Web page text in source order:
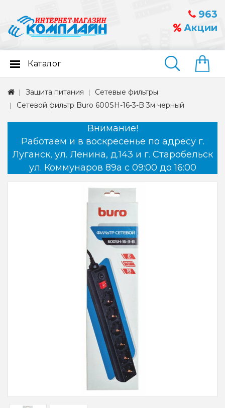
963
Акции
Найти
Каталог
Защита питания
Сетевые фильтры
Сетевой фильтр Buro 600SH-16-3-B 3м черный
Внимание!
Работаем и в воскресенье по адресу г.
Луганск, ул. Ленина, д.143 и г. Старобельск
ул. Коммунаров 89а с 09:00 до 16:00